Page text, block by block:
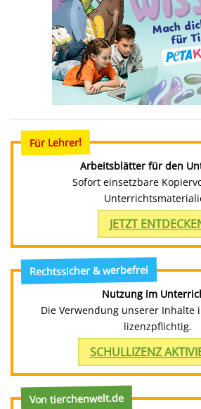
Für Lehrer!
Arbeitsblätter für den
Sofort einsetzbare
JETZT
Rechtssicher & werbefrei
Nutzung im
Die Verwendung unserer Inhalte
lizenzpflichtig.
SCHULLIZENZ
Von tierchenwelt.de